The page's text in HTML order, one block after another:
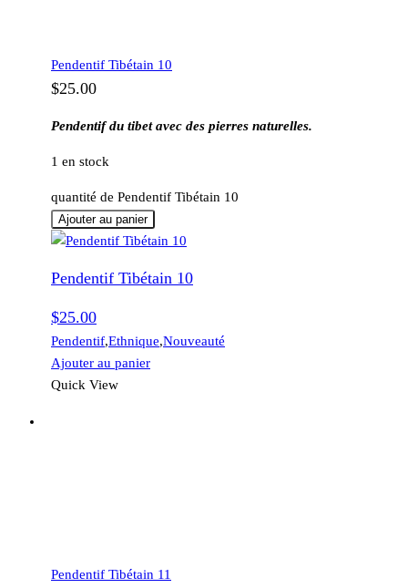
Pendentif Tibétain 10
$25.00
Pendentif du tibet avec des pierres naturelles.
1 en stock
quantité de Pendentif Tibétain 10
Ajouter au panier
Pendentif Tibétain 10
$25.00
Pendentif,Ethnique,Nouveauté
Ajouter au panier
Quick View
Pendentif Tibétain 11